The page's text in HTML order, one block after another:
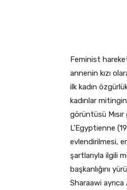
Feminist
annenin kızı
ilk kadın
kadınlar
görüntüsü
L’Egyptienne
evlendirilmesi,
şartlarıyla ilgili
başkanlığını
Sharaawi ayrıca